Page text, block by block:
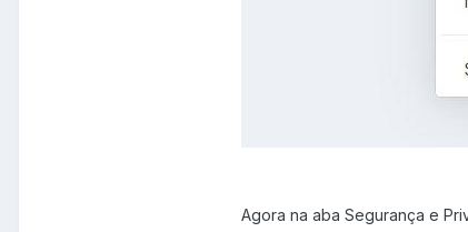
Agora na aba Segurança e